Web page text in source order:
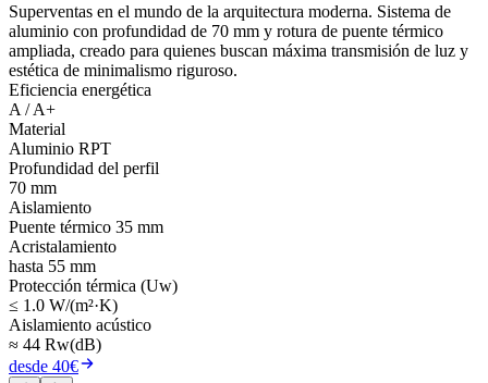
Superventas en el mundo de la arquitectura moderna. Sistema de
aluminio con profundidad de 70 mm y rotura de puente térmico
ampliada, creado para quienes buscan máxima transmisión de luz y
estética de minimalismo riguroso.
Eficiencia energética
A / A+
Material
Aluminio RPT
Profundidad del perfil
70 mm
Aislamiento
Puente térmico 35 mm
Acristalamiento
hasta 55 mm
Protección térmica (Uw)
≤ 1.0 W/(m²·K)
Aislamiento acústico
≈ 44 Rw(dB)
desde 40€